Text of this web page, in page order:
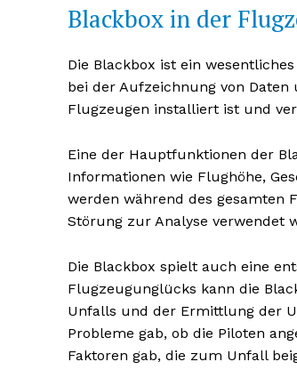
Blackbox in der
Die Blackbox ist ein
bei der Aufzeichnung von Daten
Flugzeugen installiert ist und
Eine der Hauptfunktionen der
Informationen wie Flughöhe,
werden während des gesamten
Störung zur Analyse verwendet
Die Blackbox spielt auch eine
Flugzeugunglücks kann die
Unfalls und der Ermittlung der
Probleme gab, ob die Piloten
Faktoren gab, die zum Unfall